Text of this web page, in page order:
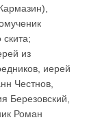
из
иерей
Честнов,
Березовский,
Роман